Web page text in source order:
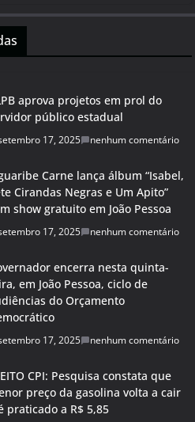
aprova projetos em prol do
público estadual
17, 2025 nenhum comentário
Carne lança álbum “Isabel,
Cirandas Negras e Um Apito”
show gratuito em João Pessoa
17, 2025 nenhum comentário
encerra nesta quinta-
em João Pessoa, ciclo de
do Orçamento
17, 2025 nenhum comentário
CPI: Pesquisa constata que
preço da gasolina volta a cair
praticado a R$ 5,85